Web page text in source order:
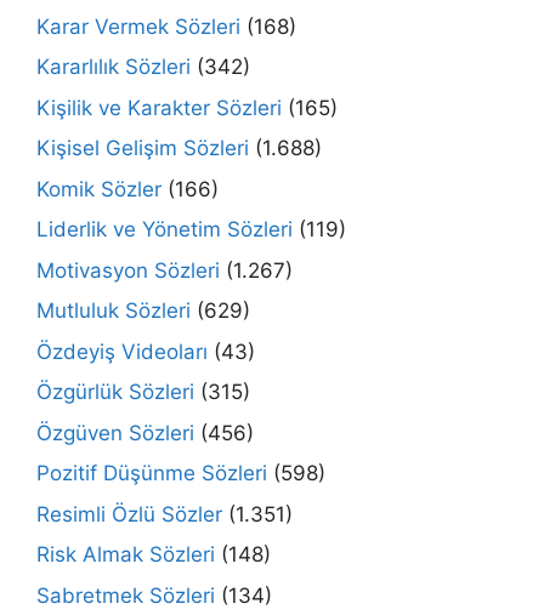
Karar Vermek Sözleri (168)
Kararlılık Sözleri (342)
Kişilik ve Karakter Sözleri (165)
Kişisel Gelişim Sözleri (1.688)
Komik Sözler (166)
Liderlik ve Yönetim Sözleri (119)
Motivasyon Sözleri (1.267)
Mutluluk Sözleri (629)
Özdeyiş Videoları (43)
Özgürlük Sözleri (315)
Özgüven Sözleri (456)
Pozitif Düşünme Sözleri (598)
Resimli Özlü Sözler (1.351)
Risk Almak Sözleri (148)
Sabretmek Sözleri (134)